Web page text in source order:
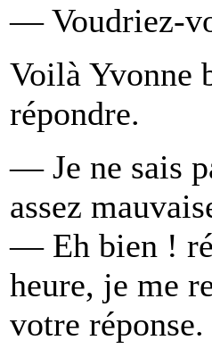
— Voudriez-
Voilà Yvonne
répondre.
— Je ne sais
assez
— Eh bien !
heure, je me
votre réponse.